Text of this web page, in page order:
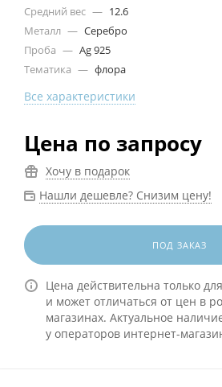
Средний вес — 12.6
Металл — Серебро
Проба — Ag 925
Тематика — флора
Все характеристики
Цена по запросу
Хочу в подарок
Нашли дешевле? Снизим цену!
ПОД ЗАКАЗ
Цена действительна только
и может отличаться от цен в
магазинах. Актуальное
у операторов интернет-